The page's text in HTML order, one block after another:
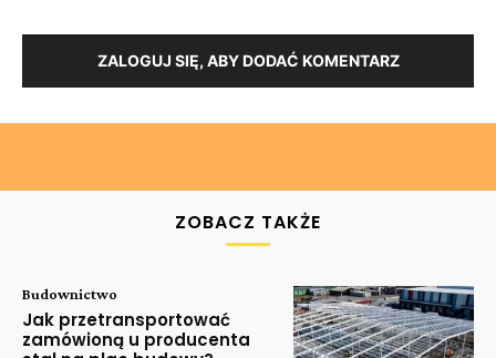
ZALOGUJ SIĘ, ABY DODAĆ KOMENTARZ
ZOBACZ TAKŻE
Budownictwo
Jak przetransportować
zamówioną u producenta